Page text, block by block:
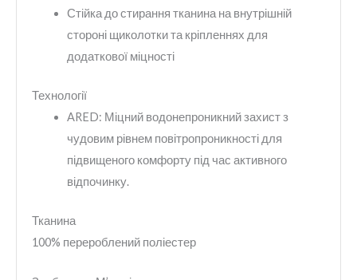
Стійка до стирання тканина на внутрішній
стороні щиколотки та кріпленнях для
додаткової міцності
Технології
ARED: Міцний водонепроникний захист з
чудовим рівнем повітропроникності для
підвищеного комфорту під час активного
відпочинку.
Тканина
100% перероблений поліестер